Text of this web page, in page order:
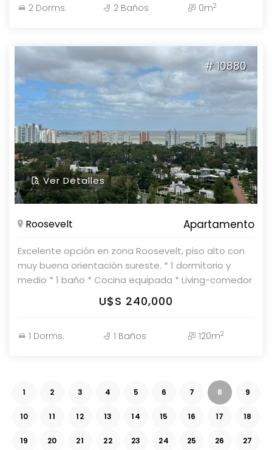
Consulte con nuestros asesores.
2 Dorms. 2 Baños 0m2
# 10880
Ver Detalles
Roosevelt Apartamento
Excelente opción en zona Roosevelt, piso alto con
muy buena orientación sureste. * 1 dormitorio y
medio * 1 baño * Cocina equipada * Living-comedor
amplio y luminoso * Servicios de mucama y de
playa * Piscina * Sauna * Entorno seguro y exclusivo
Asociados Propiedades.
U$S 240,000
1 Dorms. 1 Baños 120m2
1 2 3 4 5 6 7 8 9
10 11 12 13 14 15 16 17 18
19 20 21 22 23 24 25 26 27